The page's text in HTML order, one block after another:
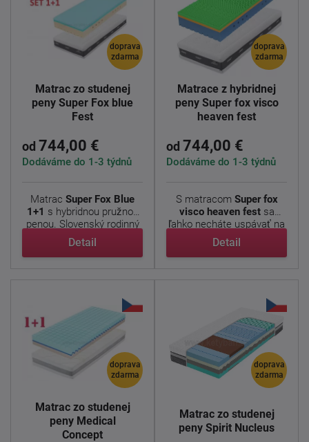
doprava
zdarma
Matrac zo studenej
peny Super Fox blue
Fest
od 744,00 €
Dodáváme do 1-3 týdnů
Matrac Super Fox Blue
1+1 s hybridnou pružnou
penou. Slovenský rodinný
...
Detail
doprava
zdarma
Matrace z hybridnej
peny Super fox visco
heaven fest
od 744,00 €
Dodáváme do 1-3 týdnů
S matracom Super fox
visco heaven festsa
ľahko necháte uspávať na
...
Detail
doprava
zdarma
Matrac zo studenej
peny Medical
Concept
doprava
zdarma
Matrac zo studenej
peny Spirit Nucleus